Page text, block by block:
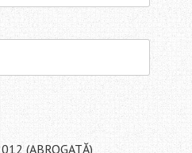
(ABROGATĂ)